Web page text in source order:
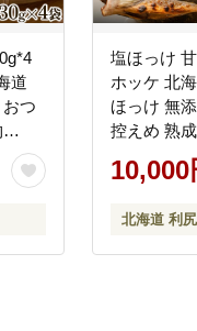
道
つ
塩ほっけ
ホッケ 北
ほっけ 無
控えめ 熟
凍 ギフト
[1030015]
10,000
北海道 利